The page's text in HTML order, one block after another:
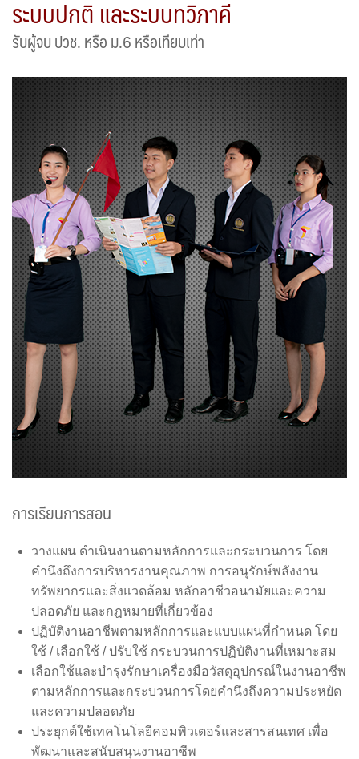
ระบบปกติ และระบบทวิภาคี
รับผู้จบ ปวช. หรือ ม.6 หรือเทียบเท่า
การเรียนการสอน
วางแผน ดำเนินงานตามหลักการและกระบวนการ โดย
คำนึงถึงการบริหารงานคุณภาพ การอนุรักษ์พลังงาน
ทรัพยากรและสิ่งแวดล้อม หลักอาชีวอนามัยและความ
ปลอดภัย และกฎหมายที่เกี่ยวข้อง
ปฏิบัติงานอาชีพตามหลักการและแบบแผนที่กำหนด โดย
ใช้ / เลือกใช้ / ปรับใช้ กระบวนการปฏิบัติงานที่เหมาะสม
เลือกใช้และบำรุงรักษาเครื่องมือวัสดุอุปกรณ์ในงานอาชีพ
ตามหลักการและกระบวนการโดยคำนึงถึงความประหยัด
และความปลอดภัย
ประยุกต์ใช้เทคโนโลยีคอมพิวเตอร์และสารสนเทศ เพื่อ
พัฒนาและสนับสนุนงานอาชีพ